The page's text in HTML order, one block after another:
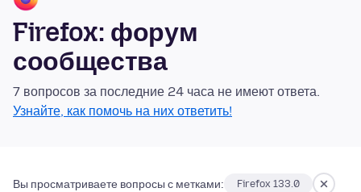
Firefox: форум
сообщества
7 вопросов за последние 24 часа не имеют ответа.
Узнайте, как помочь на них ответить!
Вы просматриваете вопросы с метками: Firefox 133.0